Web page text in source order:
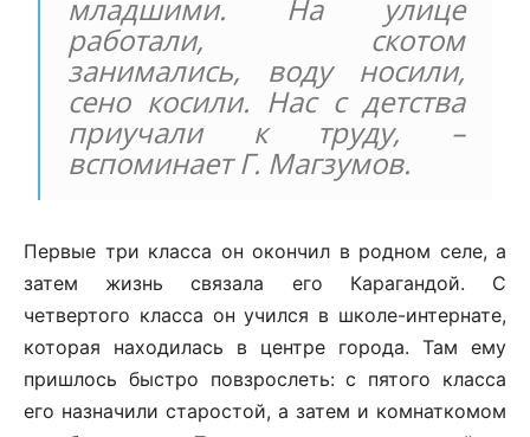
младшими. На улице
работали, скотом
занимались, воду носили,
сено косили. Нас с детства
приучали к труду, –
вспоминает Г. Магзумов.
Первые три класса он окончил в родном селе, а
затем жизнь связала его Карагандой. С
четвертого класса он учился в школе-интернате,
которая находилась в центре города. Там ему
пришлось быстро повзрослеть: с пятого класса
его назначили старостой, а затем и комнаткомом